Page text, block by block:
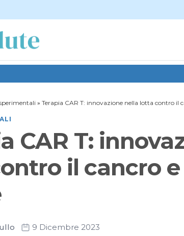
» Terapia CAR T: innovazione nella lotta contro il
CAR T:
il cancro
9 Dicembre 2023